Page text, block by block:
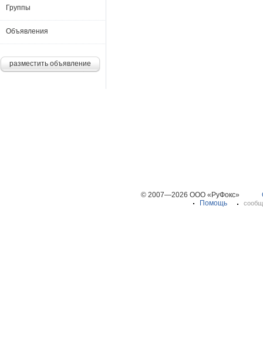
Группы
Объявления
разместить объявление
© 2007—2026 ООО «РуФокс»
Помощь